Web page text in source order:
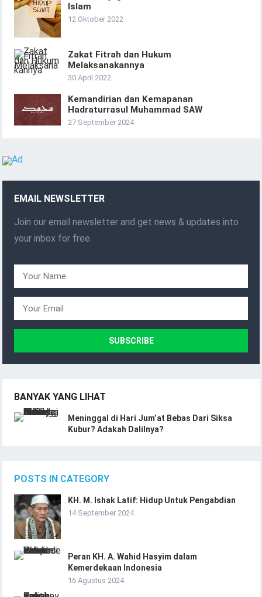
Islam
12 Oktober 2022
Zakat Fitrah dan Hukum
Melaksanakannya
30 April 2022
Kemandirian dan Kemapanan
Hadraturrasul Muhammad SAW
27 September 2024
EMAIL NEWSLETTER
Join our email newsletter and get news & updates into
your inbox for free.
BANYAK YANG LIHAT
Meninggal di Hari Jum’at Bebas Dari Siksa
Kubur? Adakah Dalilnya?
POSTS IN CATEGORY
KH. M. Ishak Latif: Hidup Untuk Pengabdian
14 September 2024
Peran KH. A. Wahid Hasyim dalam
Kemerdekaan Indonesia
16 Agustus 2024